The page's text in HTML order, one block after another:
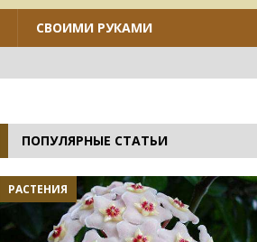
СВОИМИ РУКАМИ
ПОПУЛЯРНЫЕ СТАТЬИ
РАСТЕНИЯ